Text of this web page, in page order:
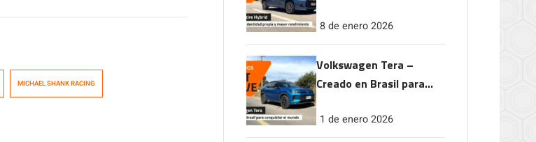
MICHAEL SHANK RACING
rendimiento
8 de enero 2026
Volkswagen Tera –
Creado en Brasil para
1 de enero 2026